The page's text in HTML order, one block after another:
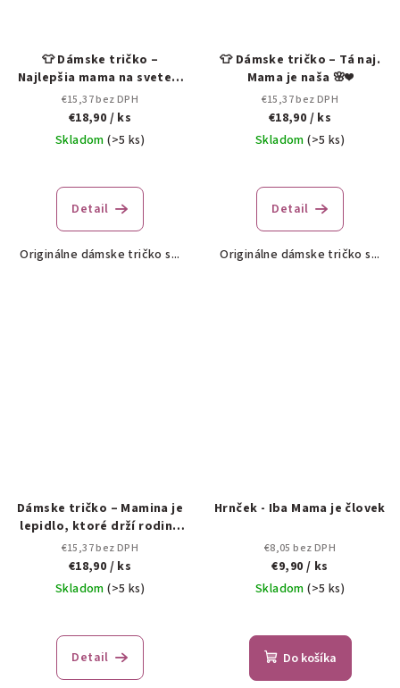
👕 Dámske tričko –
Najlepšia mama na svete ❤️
👩‍👧‍👦
€15,37 bez DPH
€18,90 / ks
Skladom(>5 ks)
Detail
Originálne dámske tričko s...
👕 Dámske tričko – Tá naj.
Mama je naša 🌸❤️
€15,37 bez DPH
€18,90 / ks
Skladom(>5 ks)
Detail
Originálne dámske tričko s...
Dámske tričko – Mamina je
lepidlo, ktoré drží rodinu
pokope 👩‍👧‍👦
€15,37 bez DPH
€18,90 / ks
Skladom(>5 ks)
Detail
Hrnček - Iba Mama je človek
€8,05 bez DPH
€9,90 / ks
Skladom(>5 ks)
Do košíka